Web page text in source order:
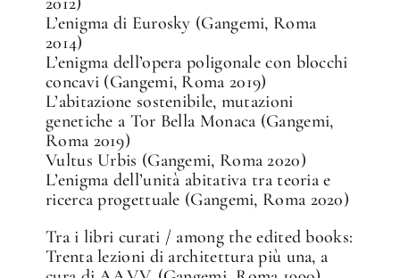
L’enigma di Eurosky (Gangemi, Roma
2014)
L’enigma dell’opera poligonale con blocchi
concavi (Gangemi, Roma 2019)
L’abitazione sostenibile, mutazioni
genetiche a Tor Bella Monaca (Gangemi,
Roma 2019)
Vultus Urbis (Gangemi, Roma 2020)
L’enigma dell’unità abitativa tra teoria e
ricerca progettuale (Gangemi, Roma 2020)
Tra i libri curati / among the edited books:
Trenta lezioni di architettura più una, a